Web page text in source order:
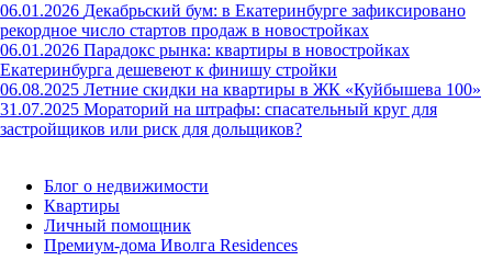
06.01.2026 Декабрьский бум: в Екатеринбурге зафиксировано
рекордное число стартов продаж в новостройках
06.01.2026 Парадокс рынка: квартиры в новостройках
Екатеринбурга дешевеют к финишу стройки
06.08.2025 Летние скидки на квартиры в ЖК «Куйбышева 100»
31.07.2025 Мораторий на штрафы: спасательный круг для
застройщиков или риск для дольщиков?
Блог о недвижимости
Квартиры
Личный помощник
Премиум-дома Иволга Residences